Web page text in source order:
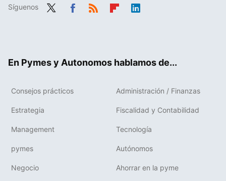
Síguenos
En Pymes y Autonomos hablamos de...
Consejos prácticos Administración / Finanzas
Estrategia Fiscalidad y Contabilidad
Management Tecnología
pymes Autónomos
Negocio Ahorrar en la pyme